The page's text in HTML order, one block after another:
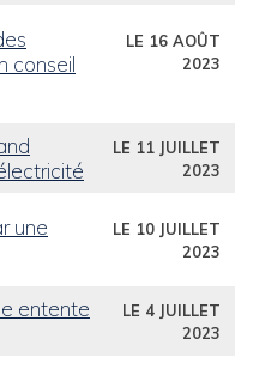
conseil
LE 16 AOÛT
2023
LE 11 JUILLET
2023
une
LE 10 JUILLET
2023
entente
LE 4 JUILLET
2023